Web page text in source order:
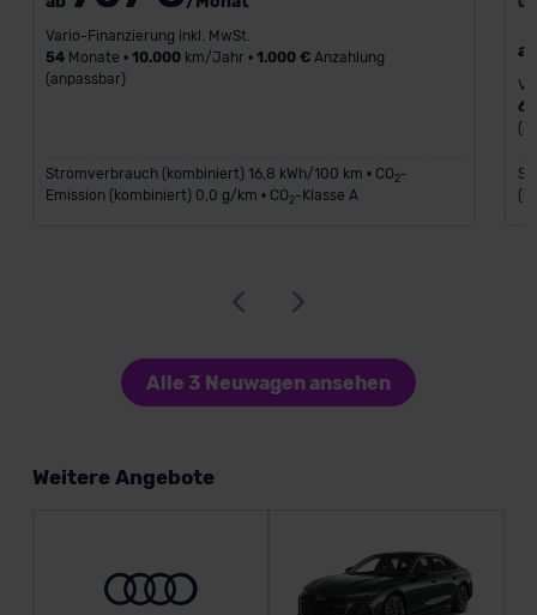
Vario-Finanzierung inkl. MwSt.
54Monate • 10.000km/Jahr • 1.000 €Anzahlung
(anpassbar)
Stromverbrauch (kombiniert) 16,8 kWh/100 km • CO 2-
Emission (kombiniert) 0,0 g/km • CO 2-Klasse A
60
Alle 3 Neuwagen ansehen
Weitere Angebote